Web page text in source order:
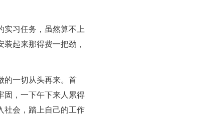
实习任务，虽然算不上
起来那得费一把劲，
的一切从头再来。首
固，一下午下来人累得
社会，踏上自己的工作